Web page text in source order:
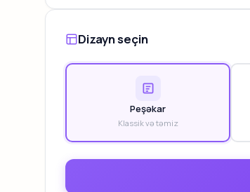
Dizayn seçin
Peşəkar
Klassik və təmiz